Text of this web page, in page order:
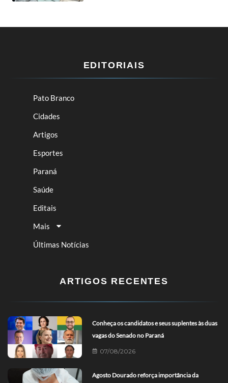
EDITORIAIS
Pato Branco
Cidades
Artigos
Esportes
Paraná
Saúde
Editais
Mais
Últimas Notícias
ARTIGOS RECENTES
Conheça os candidatos e seus suplentes às duas
vagas do Senado no Paraná
07/08/2026
Agosto Dourado reforça importância da